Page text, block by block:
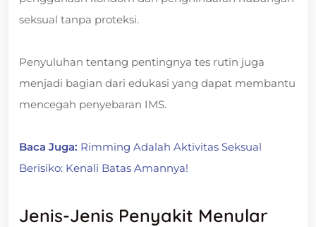
seksual tanpa proteksi.
Penyuluhan tentang pentingnya tes rutin juga
menjadi bagian dari edukasi yang dapat membantu
mencegah penyebaran IMS.
Baca Juga: Rimming Adalah Aktivitas Seksual
Berisiko: Kenali Batas Amannya!
Jenis-Jenis Penyakit Menular